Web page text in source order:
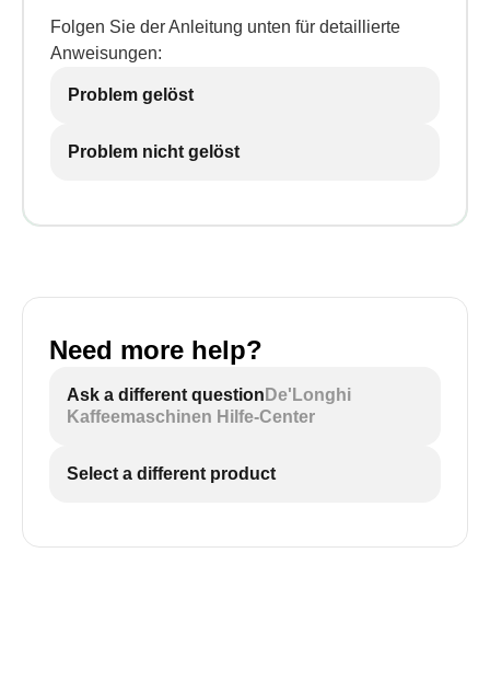
Folgen Sie der Anleitung unten für detaillierte
Anweisungen:
Problem gelöst
Problem nicht gelöst
Need more help?
Ask a different question De'Longhi
Kaffeemaschinen Hilfe-Center
Select a different product